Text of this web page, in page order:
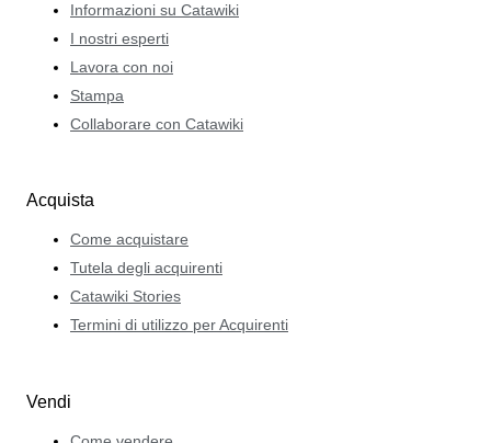
Informazioni su Catawiki
I nostri esperti
Lavora con noi
Stampa
Collaborare con Catawiki
Acquista
Come acquistare
Tutela degli acquirenti
Catawiki Stories
Termini di utilizzo per Acquirenti
Vendi